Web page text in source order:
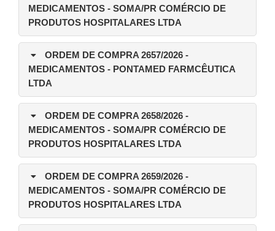
MEDICAMENTOS - SOMA/PR COMÉRCIO DE
PRODUTOS HOSPITALARES LTDA
ORDEM DE COMPRA 2657/2026 -
MEDICAMENTOS - PONTAMED FARMCÊUTICA
LTDA
ORDEM DE COMPRA 2658/2026 -
MEDICAMENTOS - SOMA/PR COMÉRCIO DE
PRODUTOS HOSPITALARES LTDA
ORDEM DE COMPRA 2659/2026 -
MEDICAMENTOS - SOMA/PR COMÉRCIO DE
PRODUTOS HOSPITALARES LTDA